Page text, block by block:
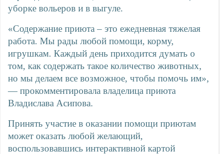
уборке вольеров и в выгуле.
«Содержание приюта – это ежедневная тяжелая
работа. Мы рады любой помощи, корму,
игрушкам. Каждый день приходится думать о
том, как содержать такое количество животных,
но мы делаем все возможное, чтобы помочь им»,
— прокомментировала владелица приюта
Владислава Асипова.
Принять участие в оказании помощи приютам
может оказать любой желающий,
воспользовавшись интерактивной картой